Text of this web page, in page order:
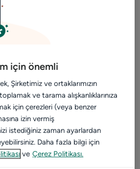
için önemli
Şirketimiz ve ortaklarımızın
ve tarama alışkanlıklarınıza
için çerezleri (veya benzer
izin vermiş
istediğiniz zaman ayarlardan
Daha fazla bilgi için
ve Çerez Politikası.